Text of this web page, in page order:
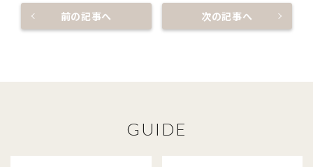
前の記事へ 次の記事へ
GUIDE